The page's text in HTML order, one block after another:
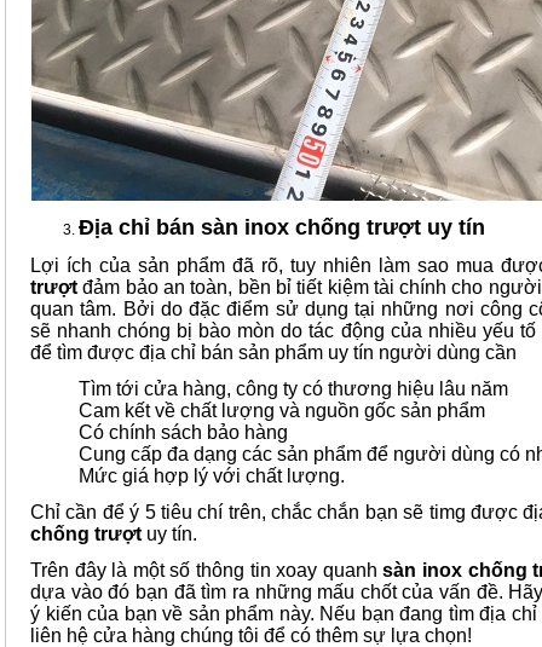
Địa chỉ bán sàn inox chống trượt uy tín
Lợi ích của sản phẩm đã rõ, tuy nhiên làm sao mua
trượtđảm bảo an toàn, bền bỉ tiết kiệm tài chính cho
quan tâm. Bởi do đặc điểm sử dụng tại những nơi công
sẽ nhanh chóng bị bào mòn do tác động của nhiều yếu
để tìm được địa chỉ bán sản phẩm uy tín người dùng cần
Tìm tới cửa hàng, công ty có thương hiệu lâu năm
Cam kết về chất lượng và nguồn gốc sản phẩm
Có chính sách bảo hàng
Cung cấp đa dạng các sản phẩm để người dùng có
Mức giá hợp lý với chất lượng.
Chỉ cần để ý 5 tiêu chí trên, chắc chắn bạn sẽ timg được
chống trượt uy tín.
Trên đây là một số thông tin xoay quanhsàn inox chống
dựa vào đó bạn đã tìm ra những mấu chốt của vấn đề.
ý kiến của bạn về sản phẩm này. Nếu bạn đang tìm địa
liên hệ cửa hàng chúng tôi để có thêm sự lựa chọn!